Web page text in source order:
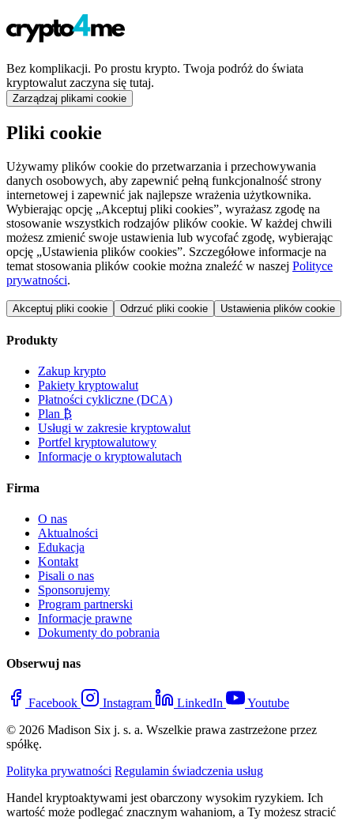
Bez komplikacji. Po prostu krypto. Twoja podróż do świata
kryptowalut zaczyna się tutaj.
Zarządzaj plikami cookie
Pliki cookie
Używamy plików cookie do przetwarzania i przechowywania
danych osobowych, aby zapewnić pełną funkcjonalność strony
internetowej i zapewnić jak najlepsze wrażenia użytkownika.
Wybierając opcję „Akceptuj pliki cookies”, wyrażasz zgodę na
stosowanie wszystkich rodzajów plików cookie. W każdej chwili
możesz zmienić swoje ustawienia lub wycofać zgodę, wybierając
opcję „Ustawienia plików cookies”. Szczegółowe informacje na
temat stosowania plików cookie można znaleźć w naszej Polityce
prywatności.
Akceptuj pliki cookie Odrzuć pliki cookie Ustawienia plików cookie
Produkty
Zakup krypto
Pakiety kryptowalut
Płatności cykliczne (DCA)
Plan ₿
Usługi w zakresie kryptowalut
Portfel kryptowalutowy
Informacje o kryptowalutach
Firma
O nas
Aktualności
Edukacja
Kontakt
Pisali o nas
Sponsorujemy
Program partnerski
Informacje prawne
Dokumenty do pobrania
Obserwuj nas
Facebook Instagram LinkedIn
Youtube
© 2026 Madison Six j. s. a. Wszelkie prawa zastrzeżone przez
spółkę.
Polityka prywatności Regulamin świadczenia usług
Handel kryptoaktywami jest obarczony wysokim ryzykiem. Ich
wartość może podlegać znacznym wahaniom, a Ty możesz stracić